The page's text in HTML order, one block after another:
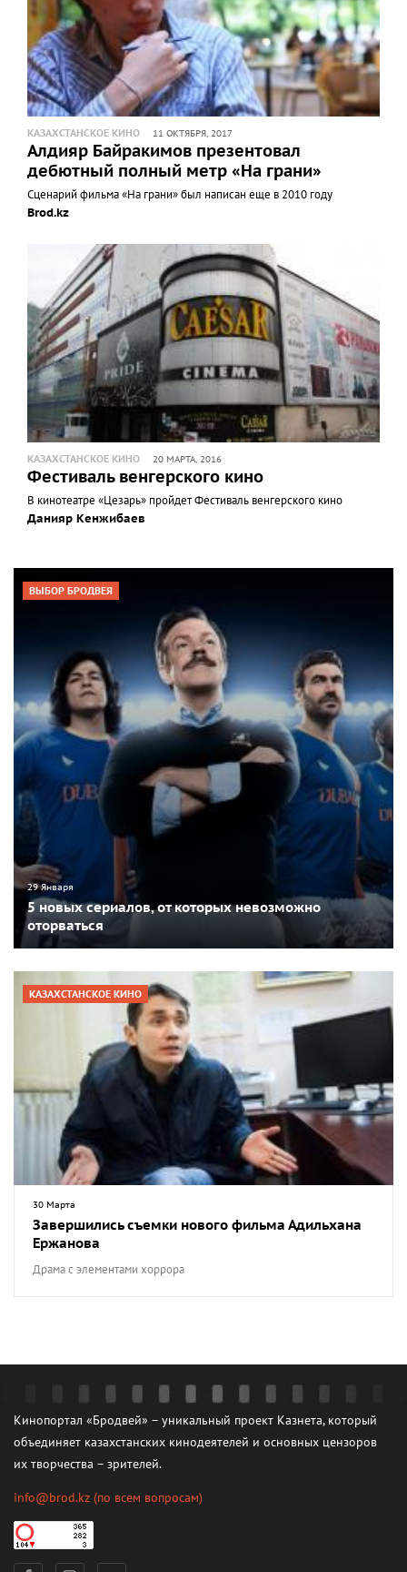
КАЗАХСТАНСКОЕ КИНО 11 ОКТЯБРЯ, 2017
Алдияр Байракимов презентовал
дебютный полный метр «На грани»
Сценарий фильма «На грани» был написан еще в 2010 году
Brod.kz
КАЗАХСТАНСКОЕ КИНО 20 МАРТА, 2016
Фестиваль венгерского кино
В кинотеатре «Цезарь» пройдет Фестиваль венгерского кино
Данияр Кенжибаев
ВЫБОР БРОДВЕЯ
29 Января
5 новых сериалов, от которых невозможно
оторваться
КАЗАХСТАНСКОЕ КИНО
30 Марта
Завершились съемки нового фильма Адильхана
Ержанова
Драма с элементами хоррора
Кинопортал «Бродвей» – уникальный проект Казнета, который
объединяет казахстанских кинодеятелей и основных цензоров
их творчества – зрителей.
info@brod.kz (по всем вопросам)